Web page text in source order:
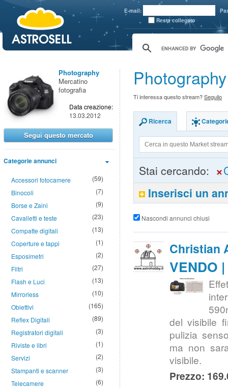
E-mail:
Resta collegato
Photography
Mercatino
fotografia
Data creazione:
13.03.2012
Segui questo mercato
Categorie annunci
Accessori fotocamere
(59)
Binocoli
(7)
Borse e Zaini
(9)
Cavalletti e teste
(23)
Compatte digitali
(13)
Coperture e tappi
(1)
Esposimetri
(2)
Filtri
(27)
Flash e Luci
(13)
Mirrorless
(10)
Obiettivi
(165)
Reflex Digitali
(89)
Registratori digitali
(3)
Riviste e libri
(1)
Servizi
(2)
Stampanti e scanner
(3)
Telecamere
(6)
Ti interessa questo stream?Seguilo
Ricerca
Stai cercando:
Inserisci un
Nascondi annunci chiusi
Christian
VENDO
del visibile
pulizia
ma non
visibile.
Prezzo: